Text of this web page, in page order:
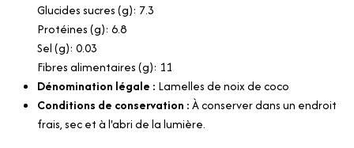
Glucides sucres (g): 7.3
Protéines (g): 6.8
Sel (g): 0.03
Fibres alimentaires (g): 11
Dénomination légale : Lamelles de noix de coco
Conditions de conservation :À conserver dans un endroit
frais, sec et à l'abri de la lumière.